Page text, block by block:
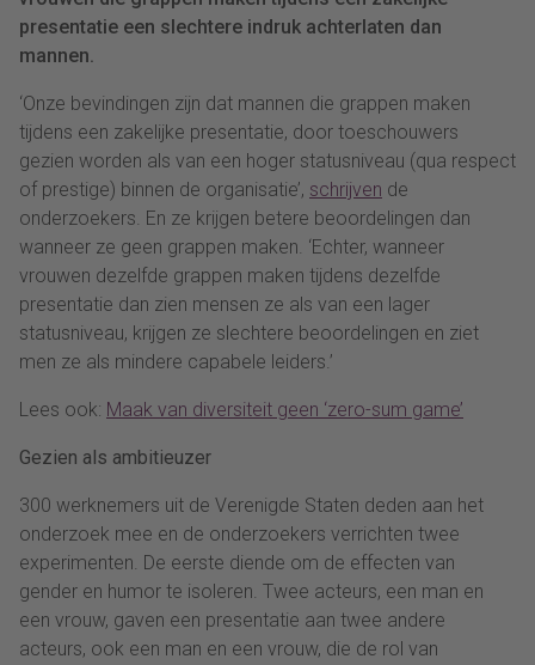
presentatie een slechtere indruk achterlaten dan
mannen.
‘Onze bevindingen zijn dat mannen die grappen maken
tijdens een zakelijke presentatie, door toeschouwers
gezien worden als van een hoger statusniveau (qua respect
of prestige) binnen de organisatie’, schrijven de
onderzoekers. En ze krijgen betere beoordelingen dan
wanneer ze geen grappen maken. ‘Echter, wanneer
vrouwen dezelfde grappen maken tijdens dezelfde
presentatie dan zien mensen ze als van een lager
statusniveau, krijgen ze slechtere beoordelingen en ziet
men ze als mindere capabele leiders.’
Lees ook: Maak van diversiteit geen ‘zero-sum game’
Gezien als ambitieuzer
300 werknemers uit de Verenigde Staten deden aan het
onderzoek mee en de onderzoekers verrichten twee
experimenten. De eerste diende om de effecten van
gender en humor te isoleren. Twee acteurs, een man en
een vrouw, gaven een presentatie aan twee andere
acteurs, ook een man en een vrouw, die de rol van